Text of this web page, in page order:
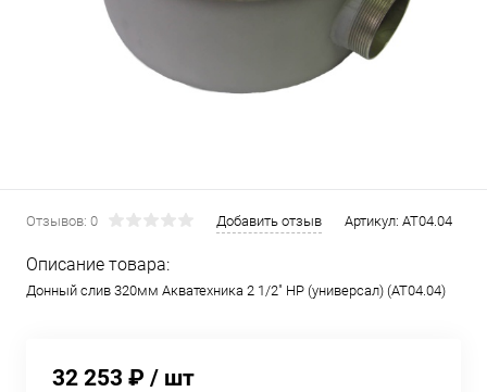
Отзывов: 0 Добавить отзыв Артикул: AT04.04
Описание товара:
Донный слив 320мм Акватехника 2 1/2" НР (универсал) (AT04.04)
32 253 ₽ / шт